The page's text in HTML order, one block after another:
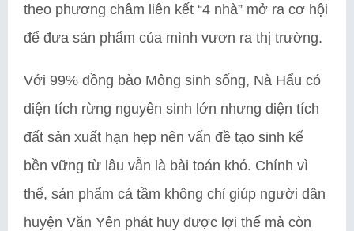
theo phương châm liên kết “4 nhà” mở ra cơ hội
để đưa sản phẩm của mình vươn ra thị trường.
Với 99% đồng bào Mông sinh sống, Nà Hẩu có
diện tích rừng nguyên sinh lớn nhưng diện tích
đất sản xuất hạn hẹp nên vấn đề tạo sinh kế
bền vững từ lâu vẫn là bài toán khó. Chính vì
thế, sản phẩm cá tầm không chỉ giúp người dân
huyện Văn Yên phát huy được lợi thế mà còn